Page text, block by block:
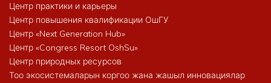
Центр практики и карьеры
Центр повышения квалификации ОшГУ
Центр «Next Generation Hub»
Центр «Congress Resort OshSu»
Центр природных ресурсов
Тоо экосистемаларын коргоо жана жашыл инновациялар